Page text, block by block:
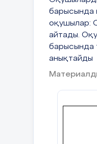
2-7 мин
барысында
оқушылар:
айтады.
барысында
анықтайды